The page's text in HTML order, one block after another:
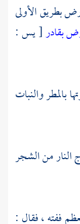
بطريق الأولى
بقادر[ يس :
بالمطر والنبات
النار من الشجر
ففته ، فقال :